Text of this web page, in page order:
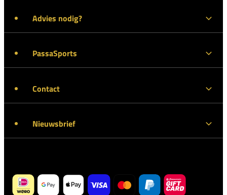
Advies nodig?
PassaSports
Contact
Nieuwsbrief